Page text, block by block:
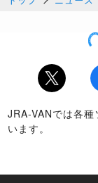
Twitter
JRA-VANでは各
います。